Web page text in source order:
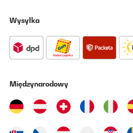
Amazon-Benutzer
Tłumacz
Très efficace et très esthétique
Wysyłka
Międzynarodowy